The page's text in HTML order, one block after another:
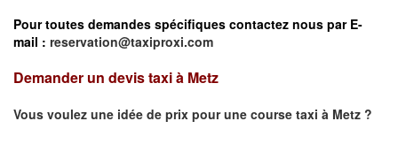
Pour toutes demandes spécifiques contactez nous par E-
mail : reservation@taxiproxi.com
Demander un devis taxi à Metz
Vous voulez une idée de prix pour une course taxi à Metz ?